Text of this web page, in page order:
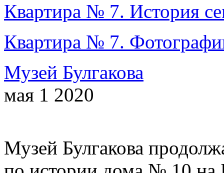
Квартира № 7. История
Квартира № 7.
Музей Булгакова
мая 1 2020
Музей Булгакова